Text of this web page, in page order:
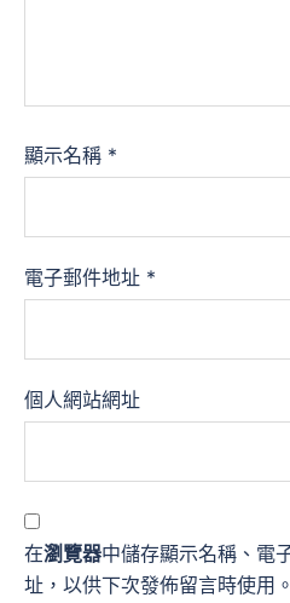
顯示名稱 *
電子郵件地址 *
個人網站網址
在瀏覽器中儲存顯示名稱、電
址，以供下次發佈留言時使用。